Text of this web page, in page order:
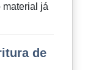
material já
de